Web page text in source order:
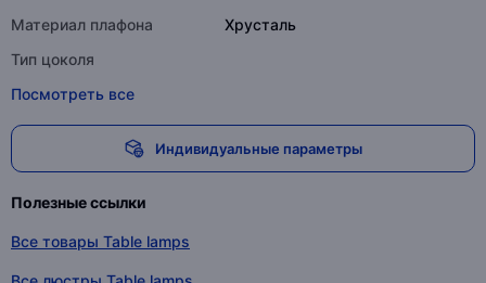
Материал плафона
Хрусталь
Тип цоколя
Посмотреть все
Индивидуальные параметры
Полезные ссылки
Все товары Table lamps